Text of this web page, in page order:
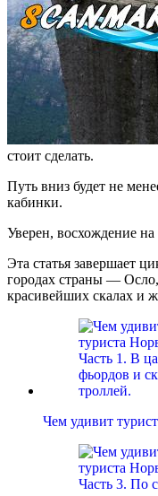
стоит сделать.
Путь вниз будет не
кабинки.
Уверен, восхождение на
Эта статья завершает
городах страны —
красивейших скалах и
Чем удивит